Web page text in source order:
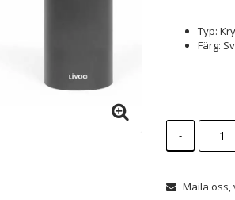
Typ:
Färg:
-
Maila oss,